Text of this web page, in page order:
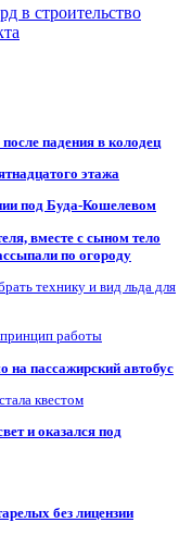
в строительство
падения в колодец
этажа
под Буда-Кошелевом
вместе с сыном тело
по огороду
технику и вид льда для
работы
на пассажирский автобус
квестом
и оказался под
без лицензии